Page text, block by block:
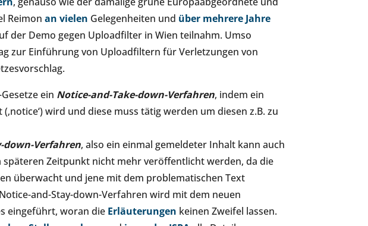
Reimon an vielen Gelegenheiten und über mehrere Jahre
der Demo gegen Uploadfilter in Wien teilnahm. Umso
zur Einführung von Uploadfiltern für Verletzungen von
ein Notice-and-Take-down-Verfahren, indem ein
wird und diese muss tätig werden um diesen z.B. zu
down-Verfahren, also ein einmal gemeldeter Inhalt kann auch
Zeitpunkt nicht mehr veröffentlicht werden, da die
überwacht und jene mit dem problematischen Text
and-Stay-down-Verfahren wird mit dem neuen
eingeführt, woran die Erläuterungen keinen Zweifel lassen.